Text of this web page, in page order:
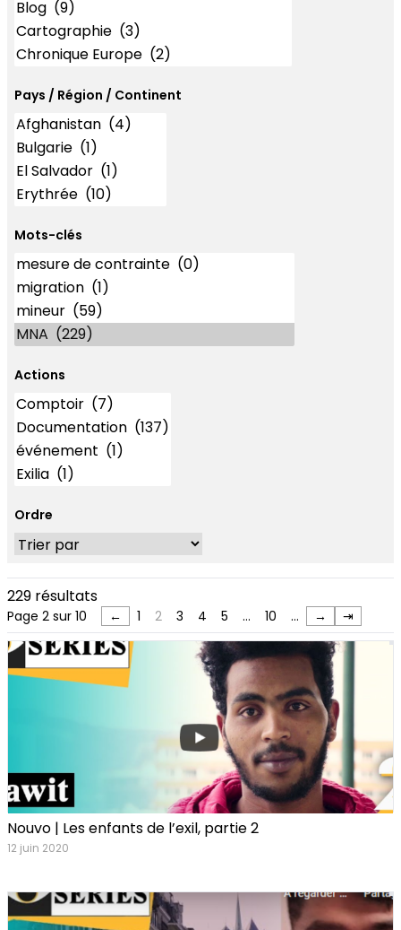
Pays / Région / Continent
Mots-clés
Mots-clés
Actions
Actions
Ordre
229 résultats
Page 2 sur 10 ← 1 2 3 4 5 … 10 … → ⇥
Nouvo | Les enfants de l’exil, partie 2
12 juin 2020